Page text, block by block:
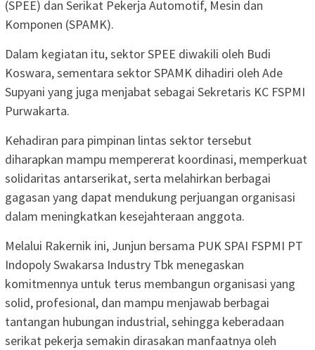
(SPEE) dan Serikat Pekerja Automotif, Mesin dan
Komponen (SPAMK).
Dalam kegiatan itu, sektor SPEE diwakili oleh Budi
Koswara, sementara sektor SPAMK dihadiri oleh Ade
Supyani yang juga menjabat sebagai Sekretaris KC FSPMI
Purwakarta.
Kehadiran para pimpinan lintas sektor tersebut
diharapkan mampu mempererat koordinasi, memperkuat
solidaritas antarserikat, serta melahirkan berbagai
gagasan yang dapat mendukung perjuangan organisasi
dalam meningkatkan kesejahteraan anggota.
Melalui Rakernik ini, Junjun bersama PUK SPAI FSPMI PT
Indopoly Swakarsa Industry Tbk menegaskan
komitmennya untuk terus membangun organisasi yang
solid, profesional, dan mampu menjawab berbagai
tantangan hubungan industrial, sehingga keberadaan
serikat pekerja semakin dirasakan manfaatnya oleh